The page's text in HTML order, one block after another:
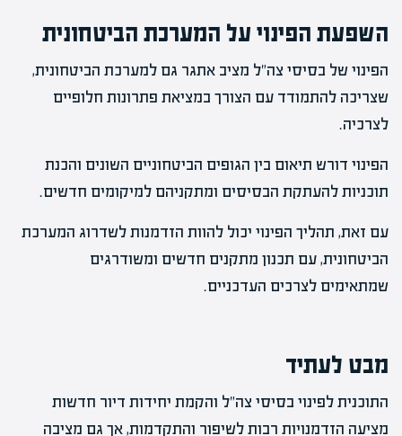
השפעת הפינוי על המערכת הביטחונית
הפינוי של בסיסי צה"ל מציב אתגר גם למערכת הביטחונית,
שצריכה להתמודד עם הצורך במציאת פתרונות חלופיים
לצרכיה.
הפינוי דורש תיאום בין הגופים הביטחוניים השונים והכנת
תוכניות להעתקת הבסיסים ומתקניהם למיקומים חדשים.
עם זאת, תהליך הפינוי יכול להוות הזדמנות לשדרוג המערכת
הביטחונית, עם תכנון מתקנים חדשים ומשודרגים
שמתאימים לצרכים העדכניים.
מבט לעתיד
התוכנית לפינוי בסיסי צה"ל והקמת יחידות דיור חדשות
מציעה הזדמנויות רבות לשיפור והתקדמות, אך גם מציבה